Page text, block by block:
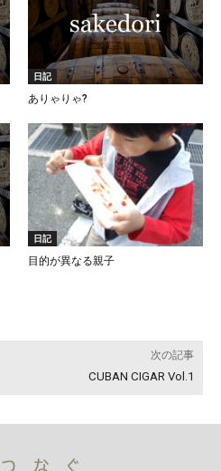
日記
ありゃりゃ?
日記
目的が異なる親子
次の記事
CUBAN CIGAR Vol.1